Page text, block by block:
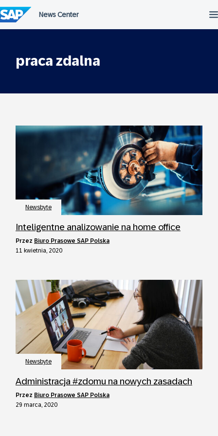
do
treści
praca zdalna
Newsbyte
Inteligentne analizowanie na home office
przez Biuro Prasowe SAP Polska
11 kwietnia, 2020
Newsbyte
Administracja #zdomu na nowych zasadach
przez Biuro Prasowe SAP Polska
29 marca, 2020